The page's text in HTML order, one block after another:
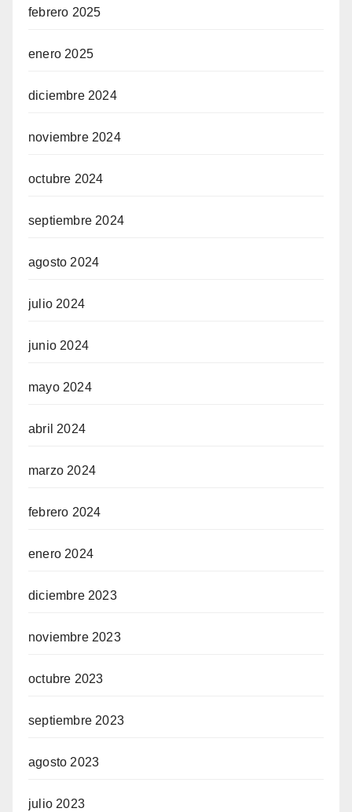
febrero 2025
enero 2025
diciembre 2024
noviembre 2024
octubre 2024
septiembre 2024
agosto 2024
julio 2024
junio 2024
mayo 2024
abril 2024
marzo 2024
febrero 2024
enero 2024
diciembre 2023
noviembre 2023
octubre 2023
septiembre 2023
agosto 2023
julio 2023